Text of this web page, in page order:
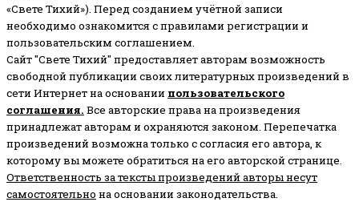
«Свете Тихий»). Перед созданием учётной записи
необходимо ознакомится с правилами регистрации и
пользовательским соглашением.
Сайт "Свете Тихий" предоставляет авторам возможность
свободной публикации своих литературных произведений в
сети Интернет на основании пользовательского
соглашения. Все авторские права на произведения
принадлежат авторам и охраняются законом. Перепечатка
произведений возможна только с согласия его автора, к
которому вы можете обратиться на его авторской странице.
Ответственность за тексты произведений авторы несут
самостоятельно на основании законодательства.